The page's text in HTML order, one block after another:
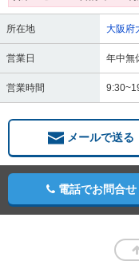
所在地 大阪府
営業日 年中無
営業時間
メールで送る
電話でお問合せ